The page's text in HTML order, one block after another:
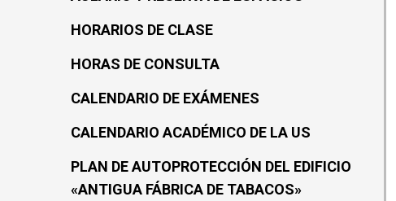
HORARIOS DE CLASE
HORAS DE CONSULTA
CALENDARIO DE EXÁMENES
CALENDARIO ACADÉMICO DE LA US
PLAN DE AUTOPROTECCIÓN DEL EDIFICIO
«ANTIGUA FÁBRICA DE TABACOS»